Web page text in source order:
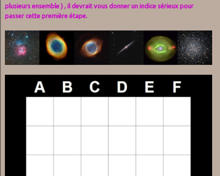
plusieurs ensemble ) , il devrait vous donner un indice sérieux pour
passer cette première étape.